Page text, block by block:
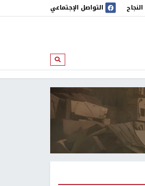
التواصل الإجتماعي
ابحث